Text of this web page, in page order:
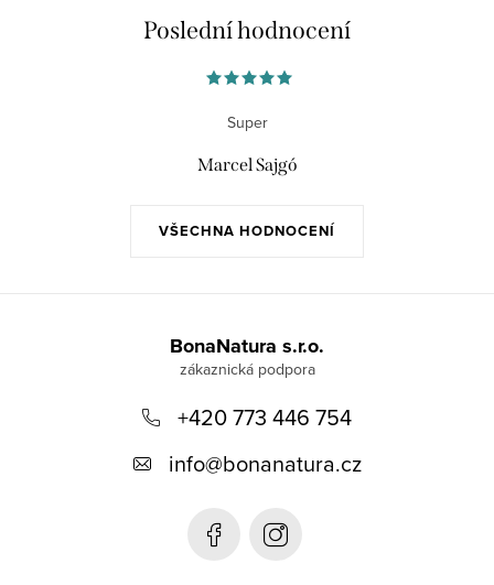
Poslední hodnocení
VŠECHNA HODNOCENÍ
Super
Marcel Sajgó
BonaNatura s.r.o.
+420 773 446 754
info@bonanatura.cz